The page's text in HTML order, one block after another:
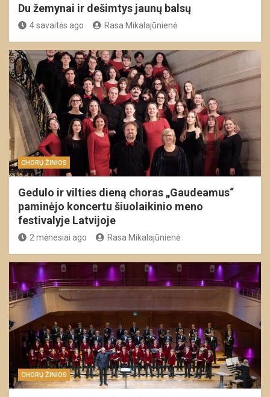
Du žemynai ir dešimtys jaunų balsų
4 savaitės ago Rasa Mikalajūnienė
CHORŲ ŽINIOS
Gedulo ir vilties dieną choras „Gaudeamus“
paminėjo koncertu šiuolaikinio meno
festivalyje Latvijoje
2 mėnesiai ago Rasa Mikalajūnienė
CHORŲ ŽINIOS